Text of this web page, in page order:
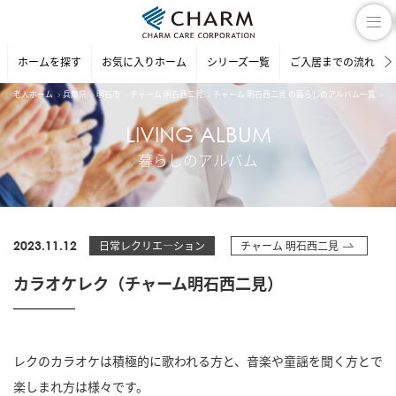
ホームを探す お気に入りホーム シリーズ一覧 ご入居までの流れ
老人ホーム 兵庫県 明石市 チャーム 明石西二見 チャーム 明石西二見 の暮らしのアルバム一覧
LIVING ALBUM
暮らしのアルバム
2023.11.12 日常レクリエ―ション チャーム 明石西二見
カラオケレク（チャーム明石西二見）
レクのカラオケは積極的に歌われる方と、音楽や童謡を聞く方とで
楽しまれ方は様々です。